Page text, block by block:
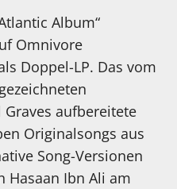
Album“
Omnivore
Doppel-LP. Das vom
aufbereitete
Originalsongs aus
Song-Versionen
Hasaan Ibn Ali am